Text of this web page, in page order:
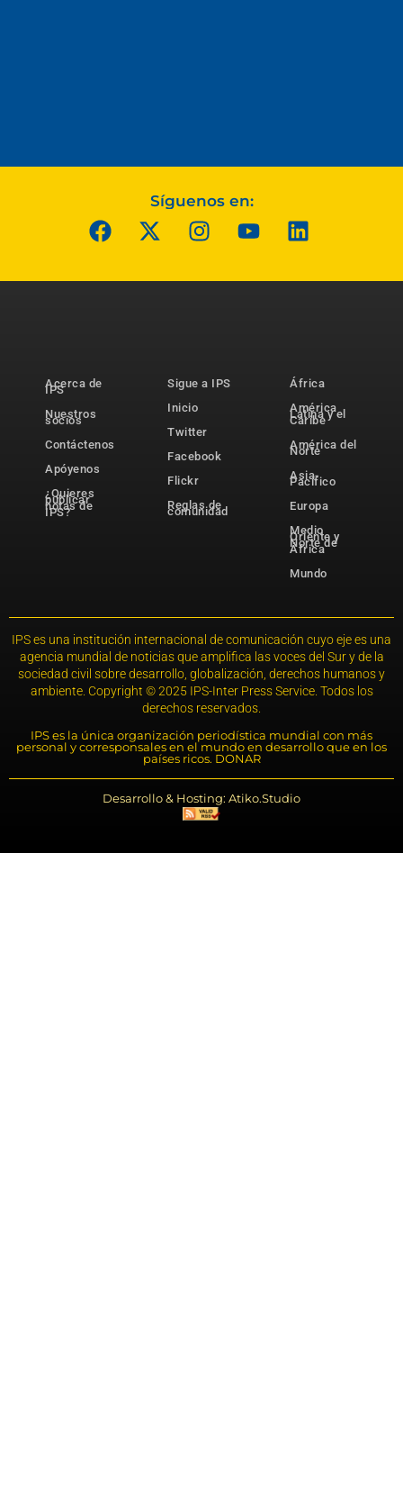
Síguenos en:
Acerca de
IPS
Nuestros
socios
Contáctenos
Apóyenos
¿Quieres
publicar
notas de
IPS?
Sigue a IPS
Inicio
Twitter
Facebook
Flickr
Reglas de
comunidad
África
América
Latina y el
Caribe
América del
Norte
Asia-
Pacífico
Europa
Medio
Oriente y
Norte de
África
Mundo
IPS es una institución internacional de comunicación cuyo eje es una
agencia mundial de noticias que amplifica las voces del Sur y de la
sociedad civil sobre desarrollo, globalización, derechos humanos y
ambiente. Copyright © 2025 IPS-Inter Press Service. Todos los
derechos reservados.
IPS es la única organización periodística mundial con más
personal y corresponsales en el mundo en desarrollo que en los
países ricos. DONAR
Desarrollo & Hosting: Atiko.Studio